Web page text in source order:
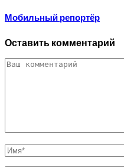
Мобильный репортёр
Оставить комментарий